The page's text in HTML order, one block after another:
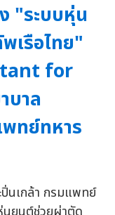
"ระบบหุ่น
เรือไทย"
for
บาล
ทย์ทหาร
นเกล้า กรมแพทย์